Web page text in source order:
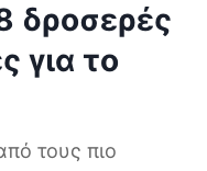
δροσερές
για το
τους πιο